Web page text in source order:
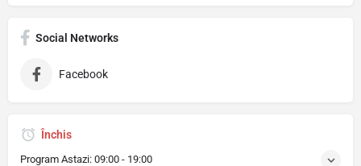
Social Networks
Facebook
Închis
Program Astazi: 09:00 - 19:00